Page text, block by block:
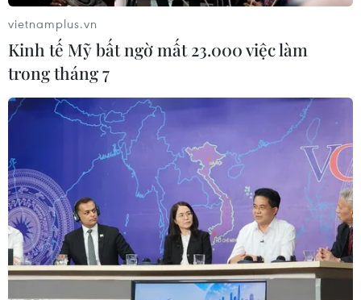
Khủng hoảng vùng Vịnh có nguy cơ bùng
phát thành chiến tranh
vietnamplus.vn
Kinh tế Mỹ bất ngờ mất 23.000 việc làm
trong tháng 7